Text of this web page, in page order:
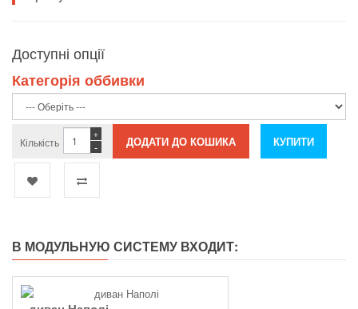
Доступні опції
Категорія оббивки
Кількість -
+
В МОДУЛЬНУЮ СИСТЕМУ ВХОДИТ: